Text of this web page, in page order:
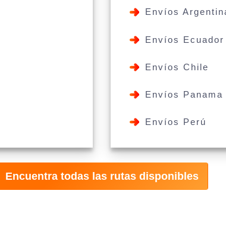
Envíos
Envíos Ecuador
Envíos Chile
Envíos Panama
Envíos Perú
Encuentra todas las rutas disponibles